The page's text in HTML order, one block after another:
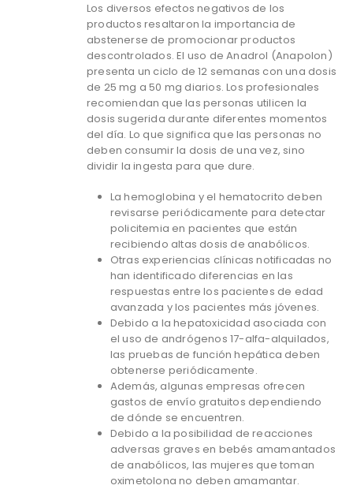
Los diversos efectos negativos de los
productos resaltaron la importancia de
abstenerse de promocionar productos
descontrolados. El uso de Anadrol (Anapolon)
presenta un ciclo de 12 semanas con una dosis
de 25 mg a 50 mg diarios. Los profesionales
recomiendan que las personas utilicen la
dosis sugerida durante diferentes momentos
del día. Lo que significa que las personas no
deben consumir la dosis de una vez, sino
dividir la ingesta para que dure.
La hemoglobina y el hematocrito deben
revisarse periódicamente para detectar
policitemia en pacientes que están
recibiendo altas dosis de anabólicos.
Otras experiencias clínicas notificadas no
han identificado diferencias en las
respuestas entre los pacientes de edad
avanzada y los pacientes más jóvenes.
Debido a la hepatoxicidad asociada con
el uso de andrógenos 17-alfa-alquilados,
las pruebas de función hepática deben
obtenerse periódicamente.
Además, algunas empresas ofrecen
gastos de envío gratuitos dependiendo
de dónde se encuentren.
Debido a la posibilidad de reacciones
adversas graves en bebés amamantados
de anabólicos, las mujeres que toman
oximetolona no deben amamantar.